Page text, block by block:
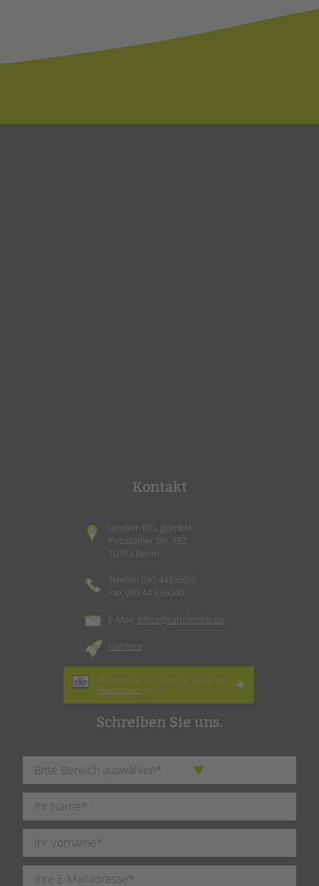
Kontakt
tandem BTL gGmbH
Potsdamer Str. 182
10783 Berlin
Telefon 030 443360-0
Fax 030 44 336040
E-Mail: office@tandembtl.de
Karriere
Melden Sie sich hier für unseren
Newsletter an.
Schreiben Sie uns.